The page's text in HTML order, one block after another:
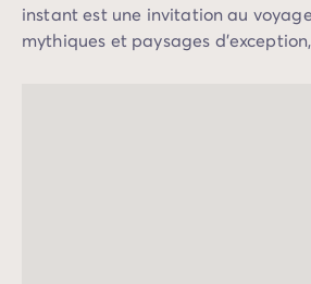
instant est une invitation au
mythiques et paysages